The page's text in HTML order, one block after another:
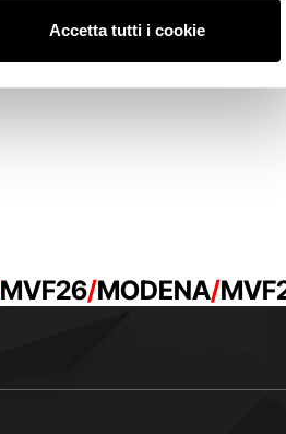
Accetta tutti i cookie
MVF26 MODENA